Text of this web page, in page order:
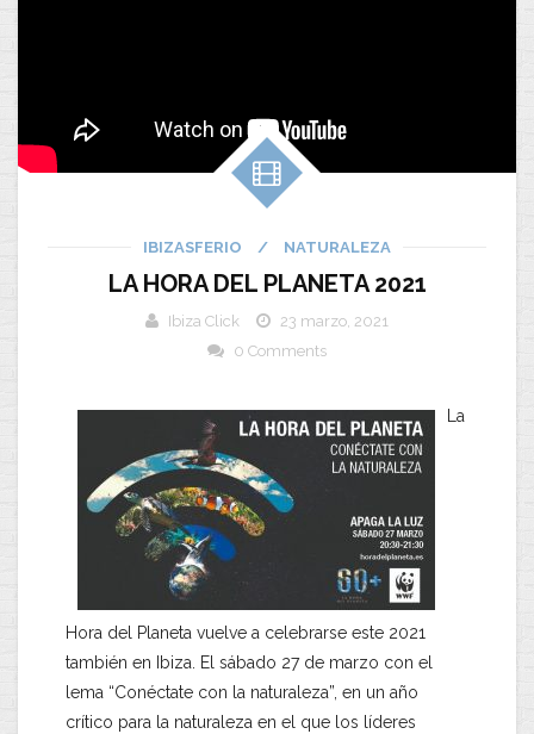
IBIZASFERIO / NATURALEZA
LA HORA DEL PLANETA 2021
Ibiza Click
23 marzo, 2021
0 Comments
La
Hora del Planeta vuelve a celebrarse este 2021
también en Ibiza. El sábado 27 de marzo con el
lema “Conéctate con la naturaleza”, en un año
crítico para la naturaleza en el que los líderes